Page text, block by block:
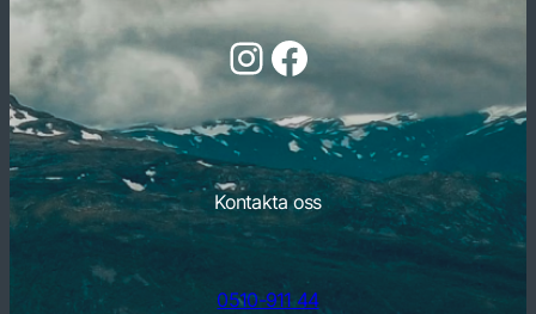
Följ oss på Instagram
Följ oss på Facebook
Kontakta oss
0510-911 44